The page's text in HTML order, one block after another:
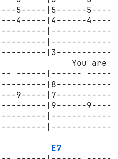
5-----|5------
4-----|4------
You are
------|------
9-----
|9------
E7